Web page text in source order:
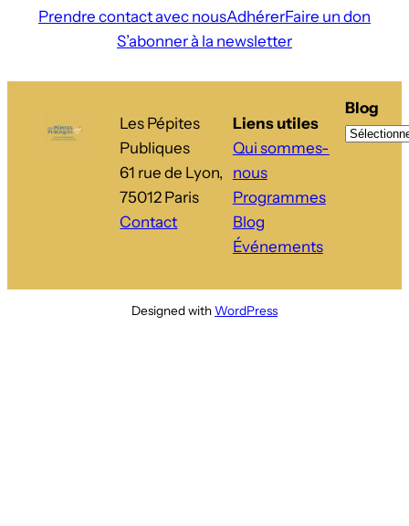
Prendre contact avec nousAdhérerFaire un don
S’abonner à la newsletter
Les Pépites
Publiques
61 rue de Lyon,
75012 Paris
Contact
Liens utiles
Qui sommes-
nous
Programmes
Blog
Événements
Blog
Designed withWordPress